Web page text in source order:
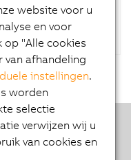
website voor u
en voor
op "Alle cookies
van afhandeling
instellingen.
worden
selectie
verwijzen wij u
van cookies en